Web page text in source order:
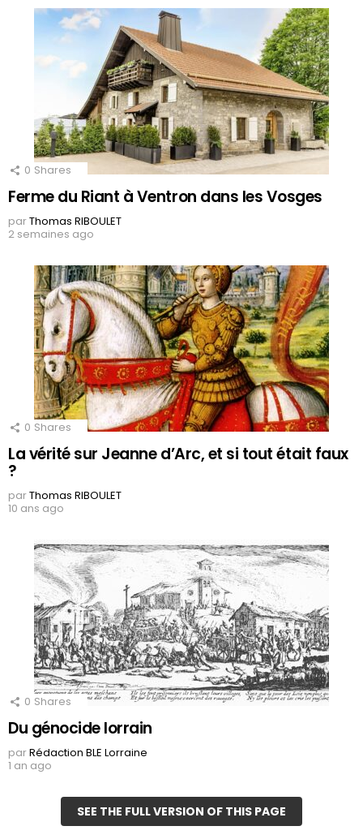
0 Shares
Ferme du Riant à Ventron dans les Vosges
parThomas RIBOULET
2 semaines ago
0 Shares
La vérité sur Jeanne d’Arc, et si tout était faux
?
parThomas RIBOULET
10 ans ago
0 Shares
Du génocide lorrain
parRédaction BLE Lorraine
1 an ago
SEE THE FULL VERSION OF THIS PAGE